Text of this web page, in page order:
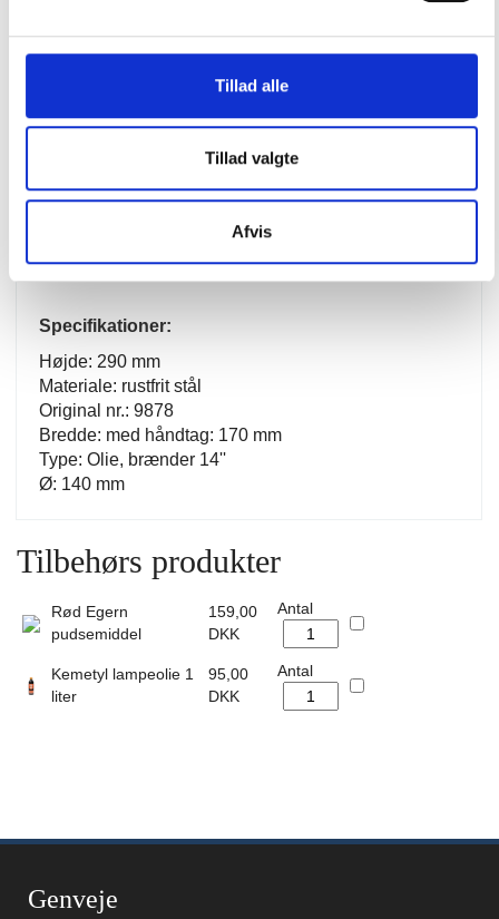
Tillad alle
Tillad valgte
Afvis
Download
Virkelig fin olielampe i rustfrit stål.
også nemt tage den med dig rundt på båden eller i
sommerhuset.
Specifikationer:
Højde: 290 mm
Materiale: rustfrit stål
Original nr.: 9878
Bredde: med håndtag: 170 mm
Type: Olie, brænder 14''
Ø: 140 mm
Tilbehørs produkter
Rød Egern
pudsemiddel
159,00
DKK
Antal
Kemetyl lampeolie 1
liter
95,00
DKK
Antal
Genveje